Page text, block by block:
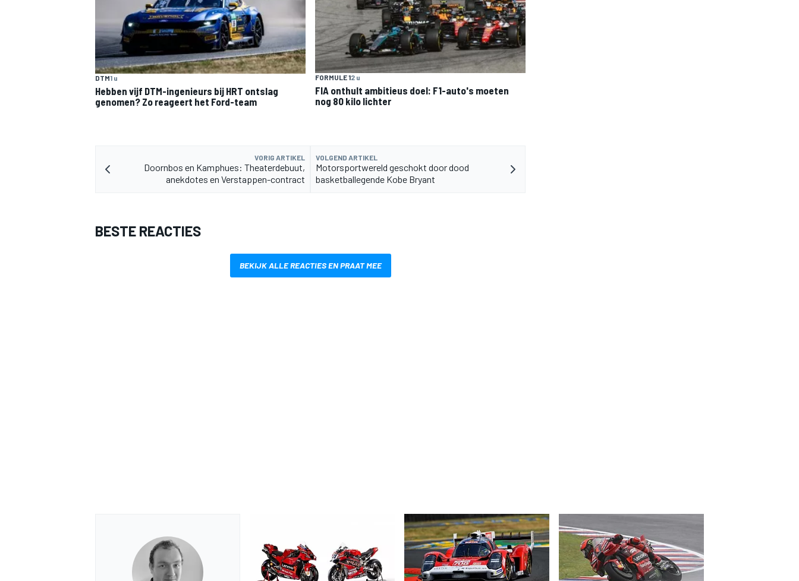
DTM1 u
Hebben vijf DTM-ingenieurs bij HRT ontslag
genomen? Zo reageert het Ford-team
FORMULE 12 u
FIA onthult ambitieus doel: F1-auto's moeten
nog 80 kilo lichter
VORIG ARTIKEL
Doornbos en Kamphues: Theaterdebuut,
anekdotes en Verstappen-contract
VOLGEND ARTIKEL
Motorsportwereld geschokt door dood
basketballegende Kobe Bryant
BESTE REACTIES
BEKIJK ALLE REACTIES EN PRAAT MEE